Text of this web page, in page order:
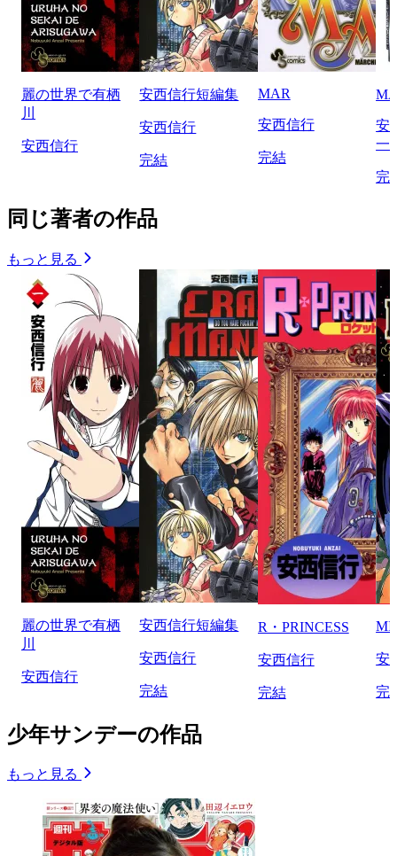
麗の世界で有栖
川
安西信行
安西信行短編集
安西信行
完結
MAR
安西信行
完結
安
一
完
同じ著者の作品
もっと見る
麗の世界で有栖
川
安西信行
安西信行短編集
安西信行
完結
R・PRINCESS
安西信行
完結
安
完
少年サンデーの作品
もっと見る